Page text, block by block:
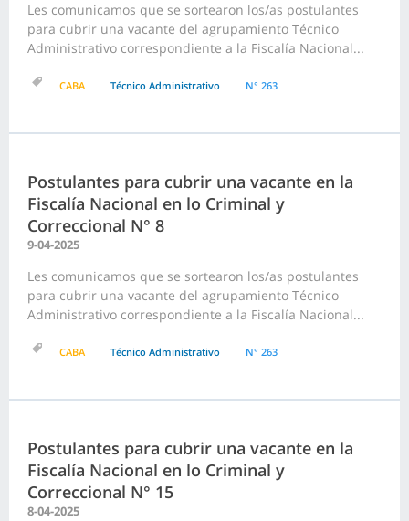
Les comunicamos que se sortearon los/as postulantes
para cubrir una vacante del agrupamiento Técnico
Administrativo correspondiente a la Fiscalía Nacional...
CABA Técnico Administrativo N° 263
Postulantes para cubrir una vacante en la
Fiscalía Nacional en lo Criminal y
Correccional N° 8
9-04-2025
Les comunicamos que se sortearon los/as postulantes
para cubrir una vacante del agrupamiento Técnico
Administrativo correspondiente a la Fiscalía Nacional...
CABA Técnico Administrativo N° 263
Postulantes para cubrir una vacante en la
Fiscalía Nacional en lo Criminal y
Correccional N° 15
8-04-2025